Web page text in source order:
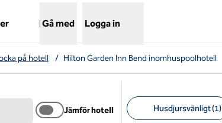
Gå med Logga in
på hotell / Hilton Garden Inn Bend inomhuspoolhotell
Jämför hotell Husdjursvänligt (1)